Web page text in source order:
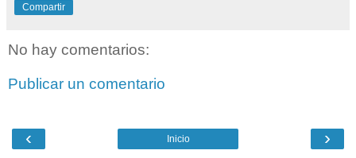
Compartir
No hay comentarios:
Publicar un comentario
‹ ›
Inicio